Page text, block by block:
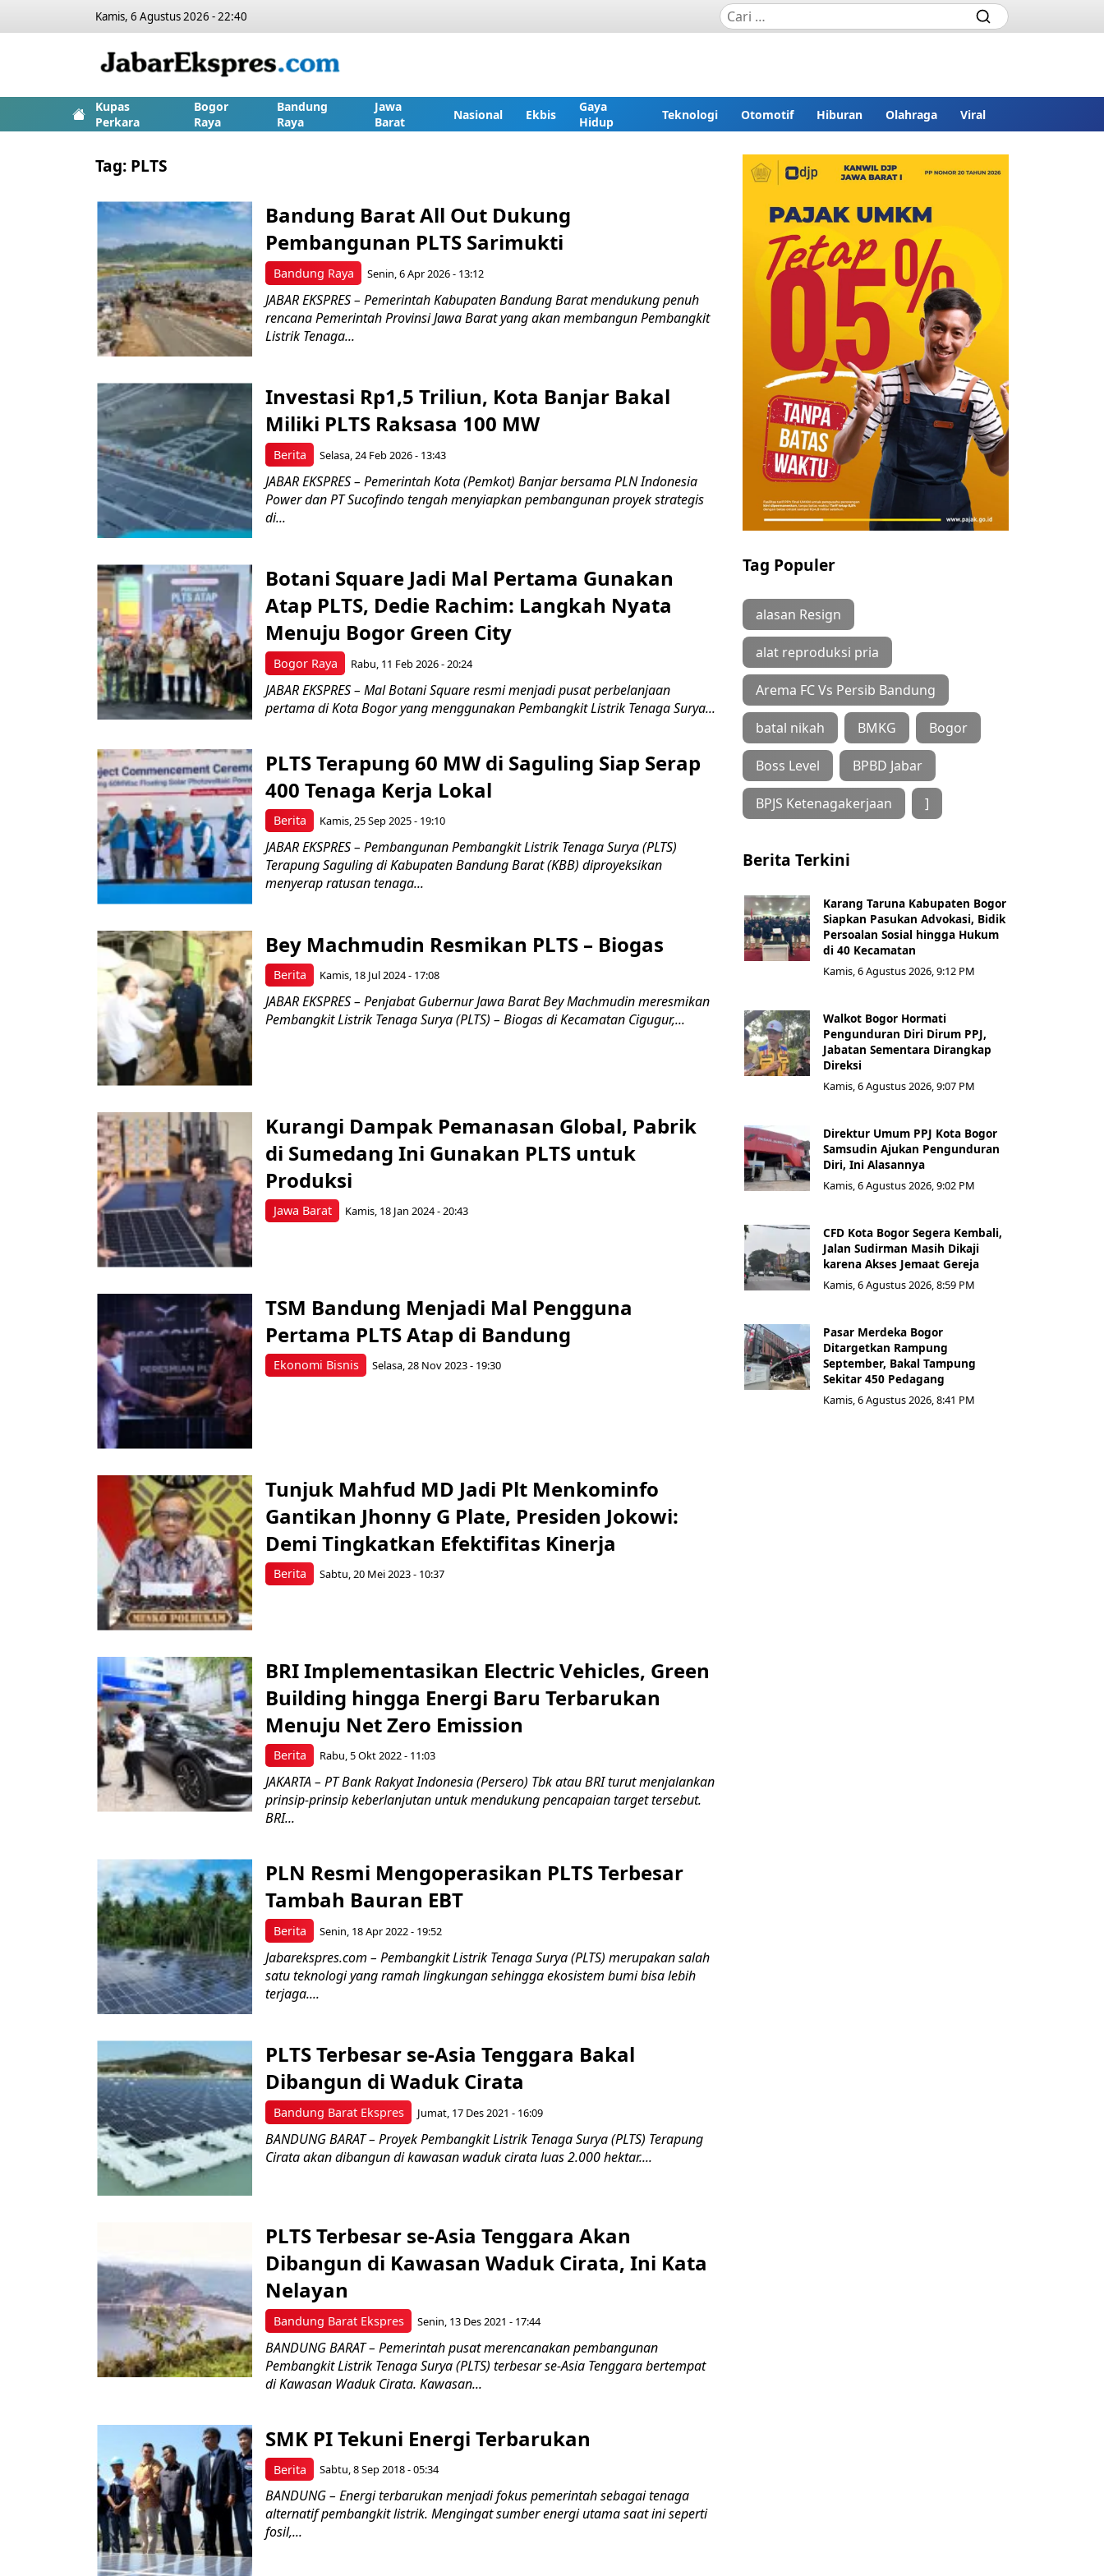
Kamis, 6 Agustus 2026 - 22:40
Kupas
Perkara
Bogor
Raya
Bandung
Raya
Jawa
Barat
Nasional Ekbis
Gaya
Hidup
Teknologi Otomotif Hiburan Olahraga Viral
Tag: PLTS
Bandung Raya
Bandung Barat All Out Dukung
Pembangunan PLTS Sarimukti
Senin, 6 Apr 2026 - 13:12
JABAR EKSPRES – Pemerintah Kabupaten Bandung Barat mendukung penuh
rencana Pemerintah Provinsi Jawa Barat yang akan membangun Pembangkit
Listrik Tenaga...
Berita
Investasi Rp1,5 Triliun, Kota Banjar Bakal
Miliki PLTS Raksasa 100 MW
Selasa, 24 Feb 2026 - 13:43
JABAR EKSPRES – Pemerintah Kota (Pemkot) Banjar bersama PLN Indonesia
Power dan PT Sucofindo tengah menyiapkan pembangunan proyek strategis
di...
Bogor Raya
Botani Square Jadi Mal Pertama Gunakan
Atap PLTS, Dedie Rachim: Langkah Nyata
Menuju Bogor Green City
Rabu, 11 Feb 2026 - 20:24
JABAR EKSPRES – Mal Botani Square resmi menjadi pusat perbelanjaan
pertama di Kota Bogor yang menggunakan Pembangkit Listrik Tenaga Surya...
Berita
PLTS Terapung 60 MW di Saguling Siap Serap
400 Tenaga Kerja Lokal
Kamis, 25 Sep 2025 - 19:10
JABAR EKSPRES – Pembangunan Pembangkit Listrik Tenaga Surya (PLTS)
Terapung Saguling di Kabupaten Bandung Barat (KBB) diproyeksikan
menyerap ratusan tenaga...
Berita
Bey Machmudin Resmikan PLTS – Biogas
Kamis, 18 Jul 2024 - 17:08
JABAR EKSPRES – Penjabat Gubernur Jawa Barat Bey Machmudin meresmikan
Pembangkit Listrik Tenaga Surya (PLTS) – Biogas di Kecamatan Cigugur,...
Jawa Barat
Kurangi Dampak Pemanasan Global, Pabrik
di Sumedang Ini Gunakan PLTS untuk
Produksi
Kamis, 18 Jan 2024 - 20:43
Ekonomi Bisnis
TSM Bandung Menjadi Mal Pengguna
Pertama PLTS Atap di Bandung
Selasa, 28 Nov 2023 - 19:30
Berita
Tunjuk Mahfud MD Jadi Plt Menkominfo
Gantikan Jhonny G Plate, Presiden Jokowi:
Demi Tingkatkan Efektifitas Kinerja
Sabtu, 20 Mei 2023 - 10:37
Berita
BRI Implementasikan Electric Vehicles, Green
Building hingga Energi Baru Terbarukan
Menuju Net Zero Emission
Rabu, 5 Okt 2022 - 11:03
JAKARTA – PT Bank Rakyat Indonesia (Persero) Tbk atau BRI turut menjalankan
prinsip-prinsip keberlanjutan untuk mendukung pencapaian target tersebut.
BRI...
Berita
PLN Resmi Mengoperasikan PLTS Terbesar
Tambah Bauran EBT
Senin, 18 Apr 2022 - 19:52
Jabarekspres.com – Pembangkit Listrik Tenaga Surya (PLTS) merupakan salah
satu teknologi yang ramah lingkungan sehingga ekosistem bumi bisa lebih
terjaga....
Bandung Barat Ekspres
PLTS Terbesar se-Asia Tenggara Bakal
Dibangun di Waduk Cirata
Jumat, 17 Des 2021 - 16:09
BANDUNG BARAT – Proyek Pembangkit Listrik Tenaga Surya (PLTS) Terapung
Cirata akan dibangun di kawasan waduk cirata luas 2.000 hektar....
Bandung Barat Ekspres
PLTS Terbesar se-Asia Tenggara Akan
Dibangun di Kawasan Waduk Cirata, Ini Kata
Nelayan
Senin, 13 Des 2021 - 17:44
BANDUNG BARAT – Pemerintah pusat merencanakan pembangunan
Pembangkit Listrik Tenaga Surya (PLTS) terbesar se-Asia Tenggara bertempat
di Kawasan Waduk Cirata. Kawasan...
Berita
SMK PI Tekuni Energi Terbarukan
Sabtu, 8 Sep 2018 - 05:34
BANDUNG – Energi terbarukan menjadi fokus pemerintah sebagai tenaga
alternatif pembangkit listrik. Mengingat sumber energi utama saat ini seperti
fosil,...
Tag Populer
alasan Resign
alat reproduksi pria
Arema FC Vs Persib Bandung
batal nikah BMKG Bogor
Boss Level BPBD Jabar
BPJS Ketenagakerjaan ]
Berita Terkini
Karang Taruna Kabupaten Bogor
Siapkan Pasukan Advokasi, Bidik
Persoalan Sosial hingga Hukum
di 40 Kecamatan
Kamis, 6 Agustus 2026, 9:12 PM
Walkot Bogor Hormati
Pengunduran Diri Dirum PPJ,
Jabatan Sementara Dirangkap
Direksi
Kamis, 6 Agustus 2026, 9:07 PM
Direktur Umum PPJ Kota Bogor
Samsudin Ajukan Pengunduran
Diri, Ini Alasannya
Kamis, 6 Agustus 2026, 9:02 PM
CFD Kota Bogor Segera Kembali,
Jalan Sudirman Masih Dikaji
karena Akses Jemaat Gereja
Kamis, 6 Agustus 2026, 8:59 PM
Pasar Merdeka Bogor
Ditargetkan Rampung
September, Bakal Tampung
Sekitar 450 Pedagang
Kamis, 6 Agustus 2026, 8:41 PM